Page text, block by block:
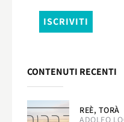
CONTENUTI RECENTI
REÈ, TORÀ
ADOLFO